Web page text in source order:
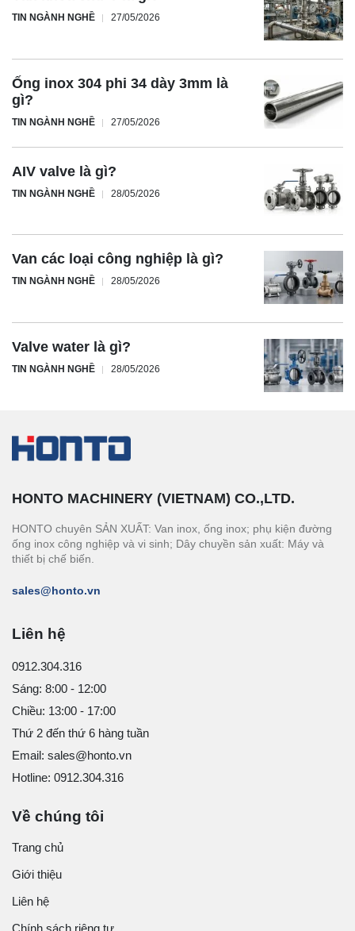
TIN NGÀNH NGHỀ 27/05/2026
Ống inox 304 phi 34 dày 3mm là
gì?
TIN NGÀNH NGHỀ 27/05/2026
AIV valve là gì?
TIN NGÀNH NGHỀ 28/05/2026
Van các loại công nghiệp là gì?
TIN NGÀNH NGHỀ 28/05/2026
Valve water là gì?
TIN NGÀNH NGHỀ 28/05/2026
HONTO MACHINERY (VIETNAM) CO.,LTD.
HONTO chuyên SẢN XUẤT: Van inox, ống inox; phụ kiện đường
ống inox công nghiệp và vi sinh; Dây chuyền sản xuất: Máy và
thiết bị chế biến.
sales@honto.vn
Liên hệ
0912.304.316
Sáng: 8:00 - 12:00
Chiều: 13:00 - 17:00
Thứ 2 đến thứ 6 hàng tuần
Email: sales@honto.vn
Hotline: 0912.304.316
Về chúng tôi
Trang chủ
Giới thiệu
Liên hệ